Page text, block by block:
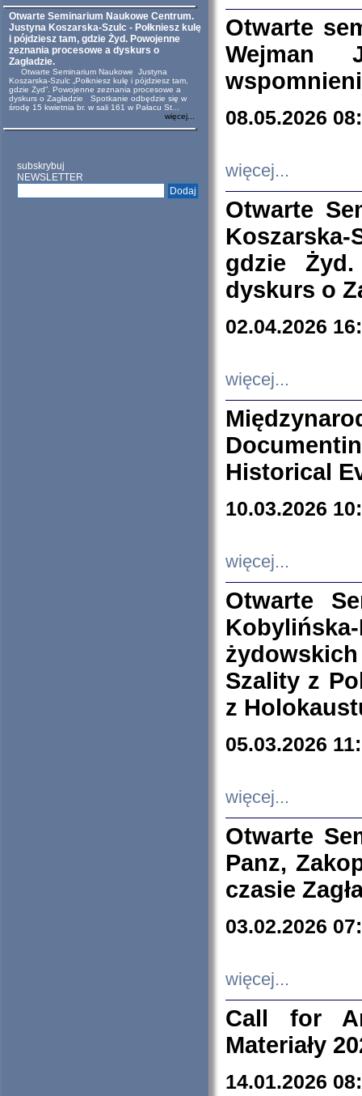
Otwarte Seminarium Naukowe Centrum.
Justyna Koszarska-Szulc - Połkniesz kulę
i pójdziesz tam, gdzie Żyd. Powojenne
zeznania procesowe a dyskurs o
Zagładzie.
Otwarte Seminarium Naukowe Justyna
Koszarska-Szulc „Połkniesz kulę i pójdziesz tam,
gdzie Żyd”. Powojenne zeznania procesowe a
dyskurs o Zagładzie Spotkanie odbędzie się w
środę 15 kwietnia br. w sali 161 w Pałacu St...
więcej...
subskrybuj
NEWSLETTER
Otwarte
Wejman
08.05.2026
więcej...
Otwarte
Koszarska-
gdzie
dyskurs o
02.04.2026
więcej...
Historical
10.03.2026
więcej...
Otwarte
Szality z
z
05.03.2026
więcej...
Otwarte
Panz,
czasie
03.02.2026
więcej...
Call for
Materiały
14.01.2026